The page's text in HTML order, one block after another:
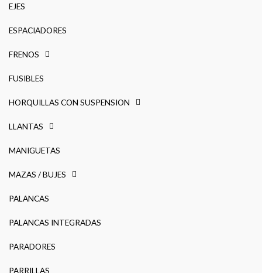
EJES
ESPACIADORES
FRENOS
FUSIBLES
HORQUILLAS CON SUSPENSION
LLANTAS
MANIGUETAS
MAZAS / BUJES
PALANCAS
PALANCAS INTEGRADAS
PARADORES
PARRILLAS